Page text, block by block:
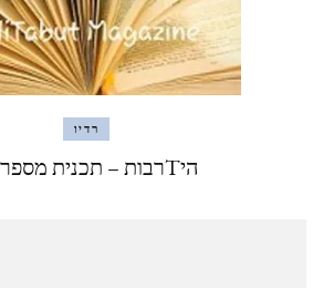
רדיו
היTרבות – תכנית מספר 33